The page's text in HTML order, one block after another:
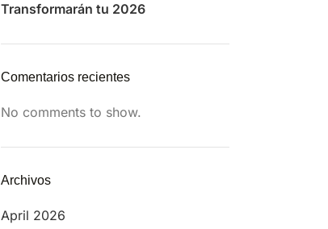
Transformarán tu 2026
Comentarios recientes
No comments to show.
Archivos
April 2026